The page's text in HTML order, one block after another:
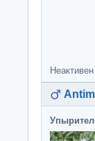
Неактивен